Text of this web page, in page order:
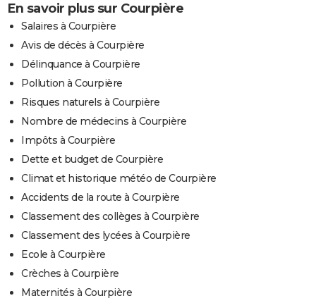
En savoir plus sur Courpière
Salaires à Courpière
Avis de décès à Courpière
Délinquance à Courpière
Pollution à Courpière
Risques naturels à Courpière
Nombre de médecins à Courpière
Impôts à Courpière
Dette et budget de Courpière
Climat et historique météo de Courpière
Accidents de la route à Courpière
Classement des collèges à Courpière
Classement des lycées à Courpière
Ecole à Courpière
Crèches à Courpière
Maternités à Courpière